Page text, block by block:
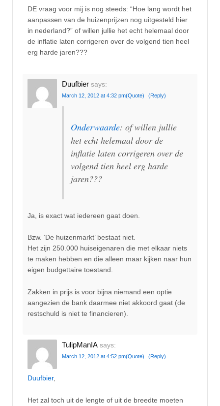
DE vraag voor mij is nog steeds: “Hoe lang wordt het
aanpassen van de huizenprijzen nog uitgesteld hier
in nederland?” of willen jullie het echt helemaal door
de inflatie laten corrigeren over de volgend tien heel
erg harde jaren???
Duufbier says:
March 12, 2012 at 4:32 pm(Quote) (Reply)
Onderwaarde: of willen jullie
het echt helemaal door de
inflatie laten corrigeren over de
volgend tien heel erg harde
jaren???
Ja, is exact wat iedereen gaat doen.
Bzw. ‘De huizenmarkt’ bestaat niet.
Het zijn 250.000 huiseigenaren die met elkaar niets
te maken hebben en die alleen maar kijken naar hun
eigen budgettaire toestand.
Zakken in prijs is voor bijna niemand een optie
aangezien de bank daarmee niet akkoord gaat (de
restschuld is niet te financieren).
TulipManIA says:
March 12, 2012 at 4:52 pm(Quote) (Reply)
Duufbier,
Het zal toch uit de lengte of uit de breedte moeten